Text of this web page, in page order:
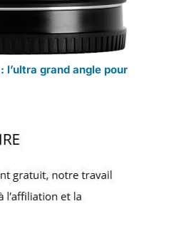
l’ultra grand angle pour